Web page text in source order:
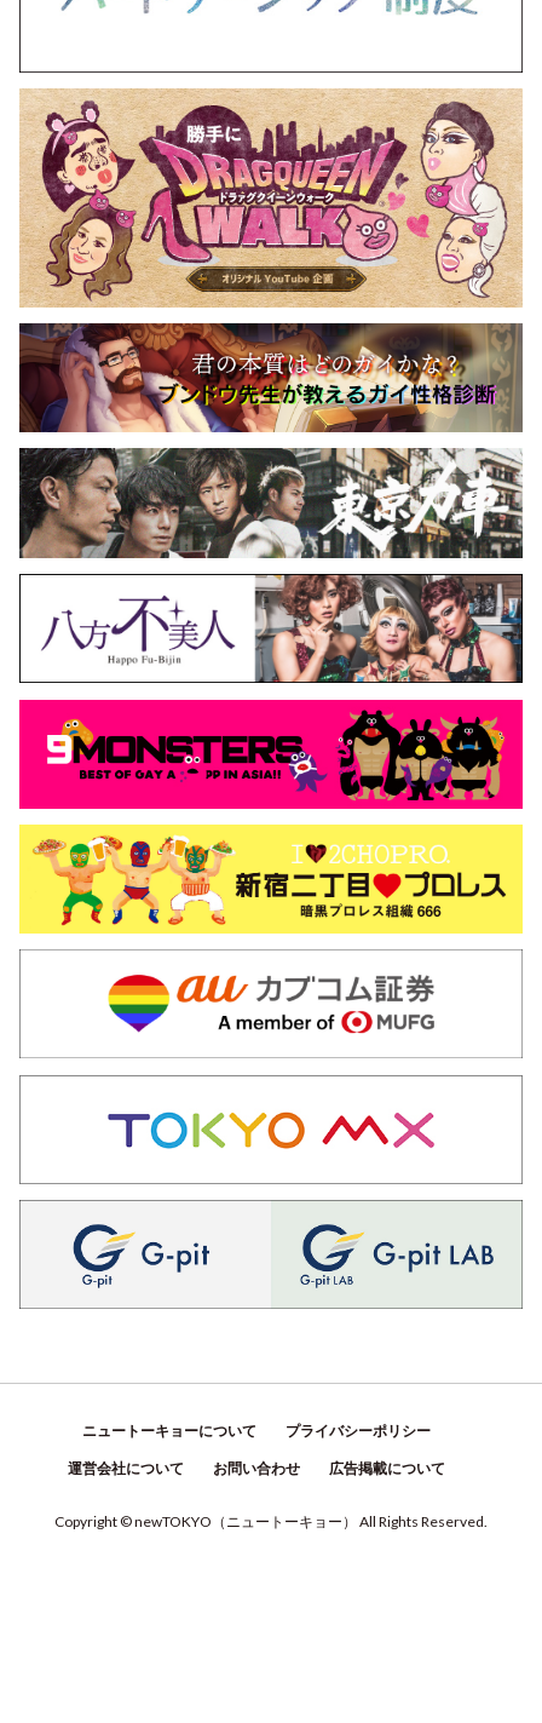
ニュートーキョーについて プライバシーポリシー
運営会社について お問い合わせ 広告掲載について
Copyright © newTOKYO （ ニュートーキョー ） All Rights Reserved.